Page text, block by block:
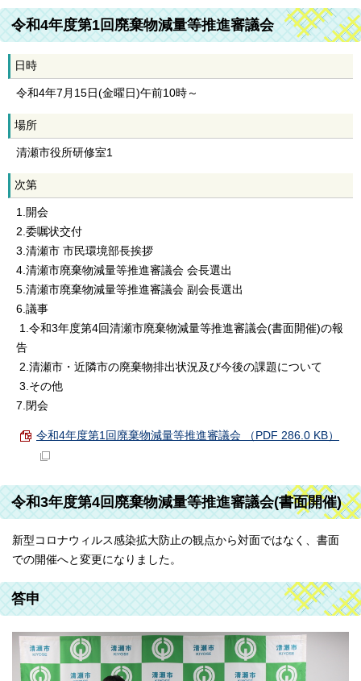
令和4年度第1回廃棄物減量等推進審議会
日時
令和4年7月15日(金曜日)午前10時～
場所
清瀬市役所研修室1
次第
1.開会
2.委嘱状交付
3.清瀬市 市民環境部長挨拶
4.清瀬市廃棄物減量等推進審議会 会長選出
5.清瀬市廃棄物減量等推進審議会 副会長選出
6.議事
1.令和3年度第4回清瀬市廃棄物減量等推進審議会(書面開催)の報
告
2.清瀬市・近隣市の廃棄物排出状況及び今後の課題について
3.その他
7.閉会
令和4年度第1回廃棄物減量等推進審議会 （PDF 286.0 KB）
令和3年度第4回廃棄物減量等推進審議会(書面開催)
新型コロナウィルス感染拡大防止の観点から対面ではなく、書面
での開催へと変更になりました。
答申